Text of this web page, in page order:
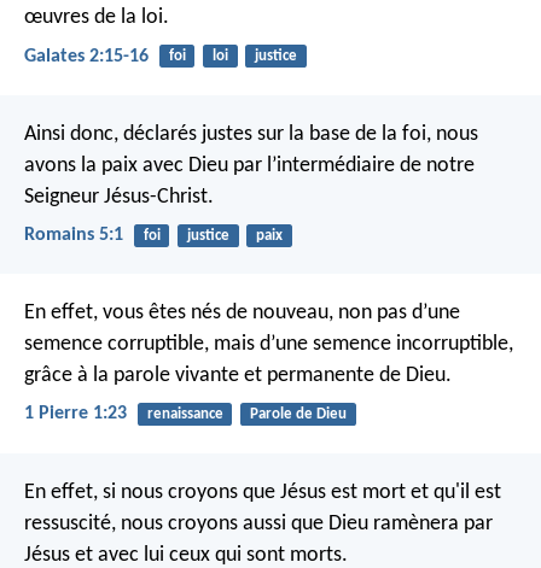
œuvres de la loi.
Galates 2:15-16 foi loi justice
Ainsi donc, déclarés justes sur la base de la foi, nous
avons la paix avec Dieu par l’intermédiaire de notre
Seigneur Jésus-Christ.
Romains 5:1 foi justice paix
En effet, vous êtes nés de nouveau, non pas d’une
semence corruptible, mais d’une semence incorruptible,
grâce à la parole vivante et permanente de Dieu.
1 Pierre 1:23 renaissance Parole de Dieu
En effet, si nous croyons que Jésus est mort et qu'il est
ressuscité, nous croyons aussi que Dieu ramènera par
Jésus et avec lui ceux qui sont morts.